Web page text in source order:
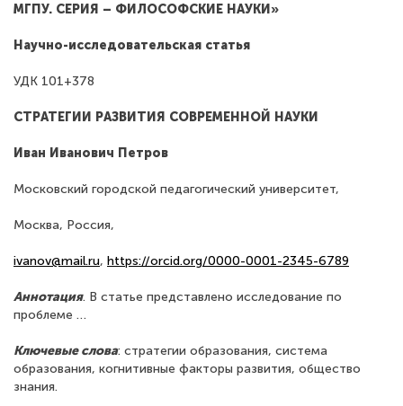
МГПУ. СЕРИЯ – ФИЛОСОФСКИЕ НАУКИ»
Научно-исследовательская статья
УДК 101+378
СТРАТЕГИИ РАЗВИТИЯ СОВРЕМЕННОЙ НАУКИ
Иван Иванович Петров
Московский городской педагогический университет,
Москва, Россия,
ivanov@mail.ru, https://orcid.org/0000-0001-2345-6789
Аннотация. В статье представлено исследование по
проблеме …
Ключевые слова: стратегии образования, система
образования, когнитивные факторы развития, общество
знания.